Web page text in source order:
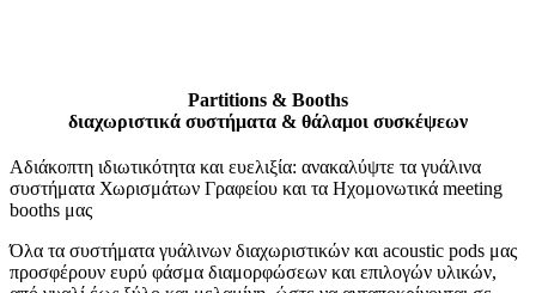
Partitions & Booths
διαχωριστικά συστήματα & θάλαμοι συσκέψεων
Αδιάκοπτη ιδιωτικότητα και ευελιξία: ανακαλύψτε τα γυάλινα
συστήματα Χωρισμάτων Γραφείου και τα Ηχομονωτικά meeting
booths μας
Όλα τα συστήματα γυάλινων διαχωριστικών και acoustic pods μας
προσφέρουν ευρύ φάσμα διαμορφώσεων και επιλογών υλικών,